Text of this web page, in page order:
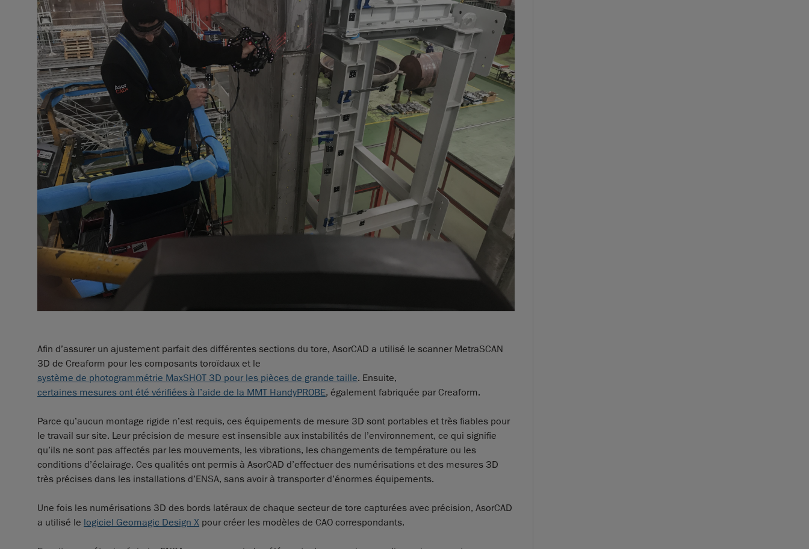
Afin d’assurer un ajustement parfait des différentes sections du tore, AsorCAD a utilisé le scanner MetraSCAN
3D de Creaform pour les composants toroïdaux et le
système de photogrammétrie MaxSHOT 3D pour les pièces de grande taille. Ensuite,
certaines mesures ont été vérifiées à l’aide de la MMT HandyPROBE, également fabriquée par Creaform.
Parce qu’aucun montage rigide n’est requis, ces équipements de mesure 3D sont portables et très fiables pour
le travail sur site. Leur précision de mesure est insensible aux instabilités de l’environnement, ce qui signifie
qu’ils ne sont pas affectés par les mouvements, les vibrations, les changements de température ou les
conditions d’éclairage. Ces qualités ont permis à AsorCAD d’effectuer des numérisations et des mesures 3D
très précises dans les installations d’ENSA, sans avoir à transporter d’énormes équipements.
Une fois les numérisations 3D des bords latéraux de chaque secteur de tore capturées avec précision, AsorCAD
a utilisé le logiciel Geomagic Design X pour créer les modèles de CAO correspondants.